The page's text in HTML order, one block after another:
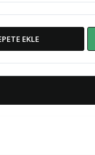
EKLE